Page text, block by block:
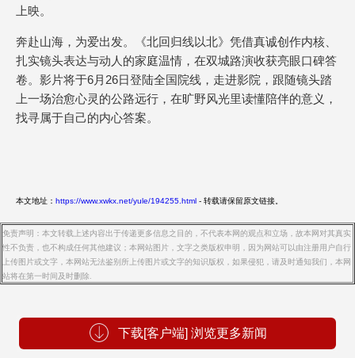
上映。
奔赴山海，为爱出发。《北回归线以北》凭借真诚创作内核、
扎实镜头表达与动人的家庭温情，在双城路演收获亮眼口碑答
卷。影片将于6月26日登陆全国院线，走进影院，跟随镜头踏
上一场治愈心灵的公路远行，在旷野风光里读懂陪伴的意义，
找寻属于自己的内心答案。
本文地址： https://www.xwkx.net/yule/194255.html - 转载请保留原文链接。
免责声明：本文转载上述内容出于传递更多信息之目的，不代表本网的观点和立场，故本网对其真实
性不负责，也不构成任何其他建议；本网站图片，文字之类版权申明，因为网站可以由注册用户自行
上传图片或文字，本网站无法鉴别所上传图片或文字的知识版权，如果侵犯，请及时通知我们，本网
站将在第一时间及时删除.
下载[客户端] 浏览更多新闻